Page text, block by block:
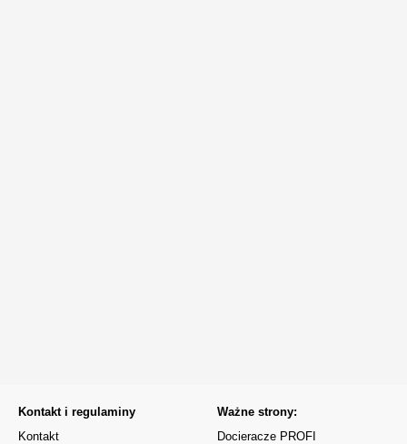
Kontakt i regulaminy
Kontakt
Ważne strony:
Docieracze PROFI